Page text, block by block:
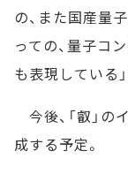
の、また国産量
っての、量子コ
も表現している
今後、「叡」
成する予定。